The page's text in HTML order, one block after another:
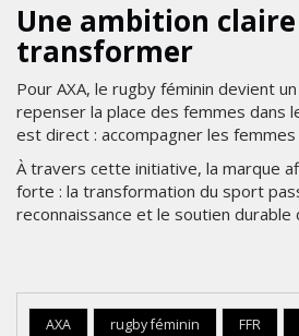
Une ambition
transformer
Pour AXA, le rugby féminin devient
repenser la place des femmes dans
est direct : accompagner les
À travers cette initiative, la marque
forte : la transformation du sport
reconnaissance et le soutien
AXA rugby féminin FFR